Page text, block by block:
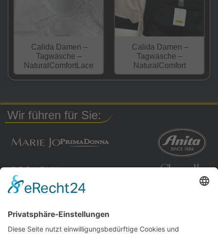
Calida Damen –
Tagwäsche –
NaturalComfortLace
Calida Damen –
Tagwäsche –
NaturalComfort
Wir führen für Sie: